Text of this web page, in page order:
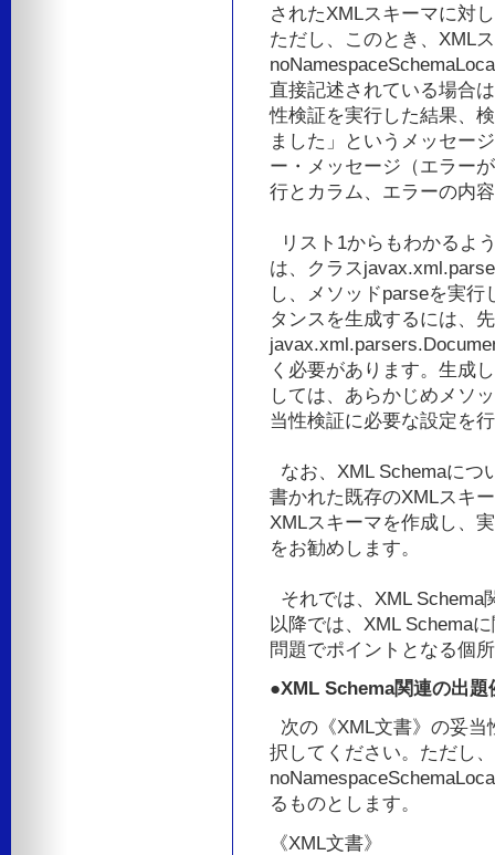
されたXMLスキーマに対
ただし、このとき、XML
直接記述されている場合
性検証を実行した結果、
ました」というメッセー
ー・メッセージ（エラー
行とカラム、エラーの内
リスト1からもわかるよ
は、クラス
し、メソッドparseを実行
タンスを生成するには、
く必要があります。生成
しては、あらかじめメソ
当性検証に必要な設定を
なお、XML Schemaにつ
書かれた既存のXMLスキ
XMLスキーマを作成し、
をお勧めします。
それでは、XML Schema
以降では、XML Schema
問題でポイントとなる個
●XML Schema関連の出
次の《XML文書》の妥
択してください。ただし
るものとします。
《XML文書》